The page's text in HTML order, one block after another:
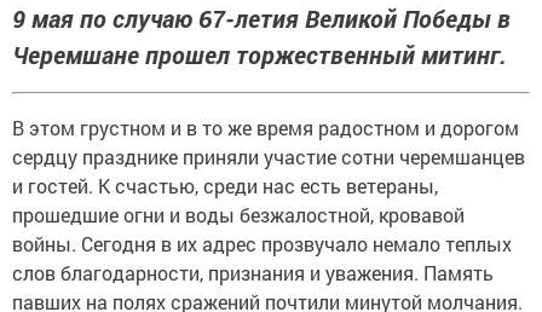
9 мая по случаю 67-летия Великой Победы в
Черемшане прошел торжественный митинг.
В этом грустном и в то же время радостном и дорогом
сердцу празднике приняли участие сотни черемшанцев
и гостей. К счастью, среди нас есть ветераны,
прошедшие огни и воды безжалостной, кровавой
войны. Сегодня в их адрес прозвучало немало теплых
слов благодарности, признания и уважения. Память
павших на полях сражений почтили минутой молчания.